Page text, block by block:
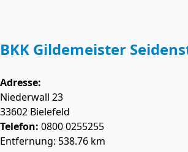
BKK Gildemeister
Adresse:
Niederwall 23
33602 Bielefeld
Telefon: 0800 0255255
Entfernung: 538.76 km